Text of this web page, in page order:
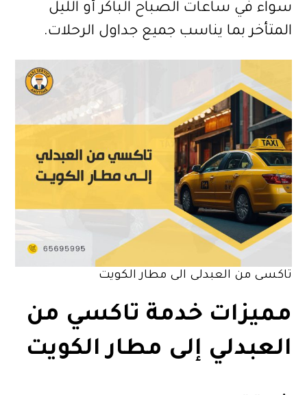
سواء في ساعات الصباح الباكر أو الليل
المتأخر بما يناسب جميع جداول الرحلات.
تاكسى من العبدلى الى مطار الكويت
مميزات خدمة تاكسي من
العبدلي إلى مطار الكويت